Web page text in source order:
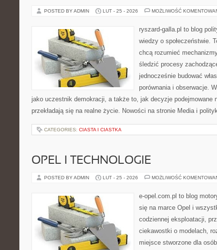
POSTED BY ADMIN LUT - 25 - 2026 MOŻLIWOŚĆ
ryszard-galla.pl to blog
wiedzy o społeczeństwie.
chcą rozumieć
śledzić procesy
jednocześnie budować
porównania i obserwacje.
jako uczestnik demokracji, a także to, jak decyzje podejmowane
przekładają się na realne życie. Nowości na stronie Media i
CATEGORIES: CIASTA I CIASTKA
OPEL I TECHNOLOGIE
POSTED BY ADMIN LUT - 25 - 2026 MOŻLIWOŚĆ
e-opel.com.pl to blog
się na marce Opel i
codziennej eksploatacji,
ciekawostki o modelach,
miejsce stworzone dla